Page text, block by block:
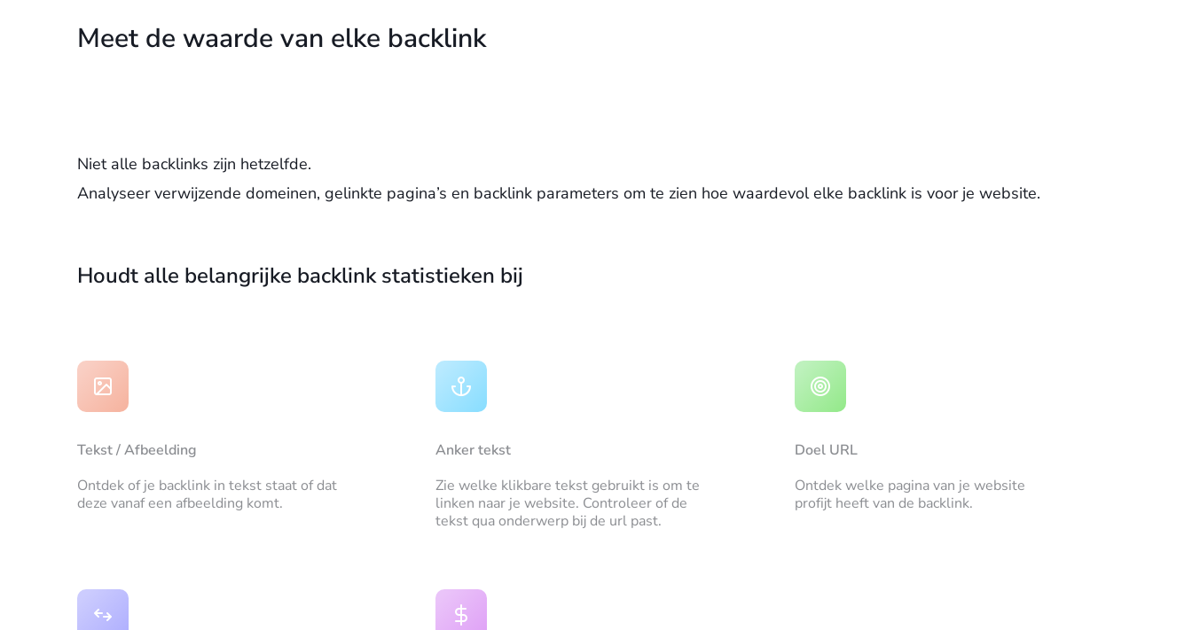
Meet de waarde van elke backlink
Niet alle backlinks zijn hetzelfde.
Analyseer verwijzende domeinen, gelinkte pagina’s en backlink parameters om te zien hoe waardevol elke backlink is voor je website.
Houdt alle belangrijke backlink statistieken bij
Tekst / Afbeelding
Ontdek of je backlink in tekst staat of dat
deze vanaf een afbeelding komt.
Anker tekst
Zie welke klikbare tekst gebruikt is om te
linken naar je website. Controleer of de
tekst qua onderwerp bij de url past.
Doel URL
Ontdek welke pagina van je website
profijt heeft van de backlink.